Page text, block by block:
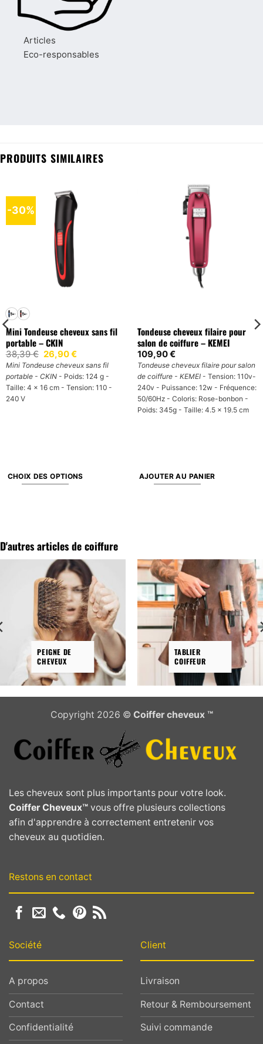
Articles
Eco-responsables
PRODUITS SIMILAIRES
-30%
Mini Tondeuse cheveux sans fil
portable – CKIN
38,39€ Le
prix
initial
était :
38,39 €.
26,90€Le
prix
actuel
est :
26,90 €.
Mini Tondeuse cheveux sans fil
portable - CKIN- Poids: 124 g -
Taille: 4 x 16 cm - Tension: 110 -
240 V
CHOIX DES OPTIONS
variations.
Les
peuvent
choisies
produit
Tondeuse cheveux filaire pour
salon de coiffure – KEMEI
109,90€
Tondeuse cheveux filaire pour salon
de coiffure - KEMEI- Tension: 110v-
240v - Puissance: 12w - Fréquence:
50/60Hz - Coloris: Rose-bonbon -
Poids: 345g - Taille: 4.5 x 19.5 cm
AJOUTER AU PANIER
D'autres articles de coiffure
PEIGNE DE
CHEVEUX
TABLIER
COIFFEUR
Copyright 2026 © Coiffer cheveux ™
Les cheveux sont plus importants pour votre look.
Coiffer Cheveux™ vous offre plusieurs collections
afin d'apprendre à correctement entretenir vos
cheveux au quotidien.
Société
A propos
Contact
Confidentialité
Client
Livraison
Retour & Remboursement
Suivi commande
Restons en contact